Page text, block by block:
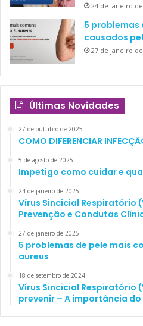
24 de janeiro
5 problemas
causados
27 de janeiro
Últimas Novidades
27 de outubro de 2025
COMO DIFERENCIAR
5 de agosto de 2025
Impetigo como cuidar e
24 de janeiro de 2025
Vírus Sincicial Respiratório
Prevenção e Condutas
27 de janeiro de 2025
5 problemas de pele mais
aureus
18 de setembro de 2024
Vírus Sincicial Respiratório
prevenir – A importância